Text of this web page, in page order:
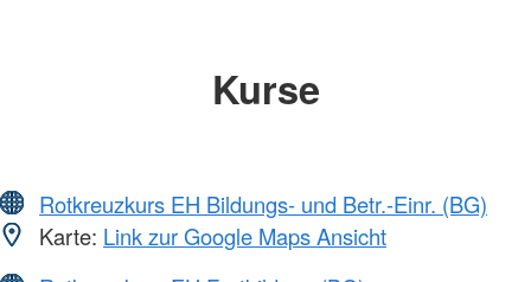
Kurse
Rotkreuzkurs EH Bildungs- und Betr.-Einr. (BG)
Karte: Link zur Google Maps Ansicht